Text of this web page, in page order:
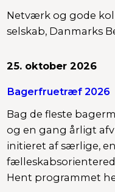
Netværk og gode
selskab, Danmarks
25. oktober 2026
Bagerfruetræf 2026
Bag de fleste
og en gang årligt
initieret af særlige,
Hent programmet